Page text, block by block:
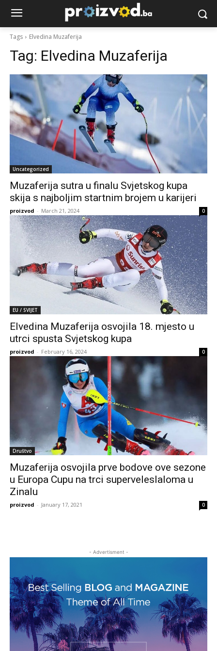
Tags Elvedina Muzaferija
Tag: Elvedina Muzaferija
Uncategorized
Muzaferija sutra u finalu Svjetskog kupa
skija s najboljim startnim brojem u karijeri
proizvod - March 21, 2024 0
EU / SVIJET
Elvedina Muzaferija osvojila 18. mjesto u
utrci spusta Svjetskog kupa
proizvod - February 16, 2024 0
Društvo
Muzaferija osvojila prve bodove ove sezone
u Europa Cupu na trci superveleslaloma u
Zinalu
proizvod - January 17, 2021 0
- Advertisment -